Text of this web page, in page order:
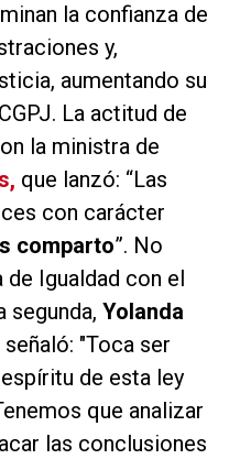
la confianza de
y,
aumentando su
La actitud de
la ministra de
que lanzó: “Las
con carácter
comparto”. No
Igualdad con el
segunda, Yolanda
"Toca ser
de esta ley
que analizar
las conclusiones